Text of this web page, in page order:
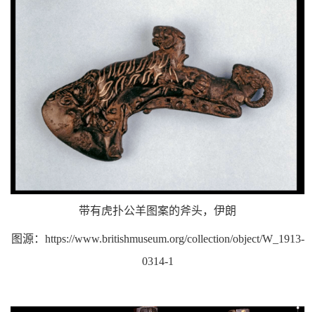
带有虎扑公羊图案的斧头，伊朗
图源：https://www.britishmuseum.org/collection/object/W_1913-
0314-1